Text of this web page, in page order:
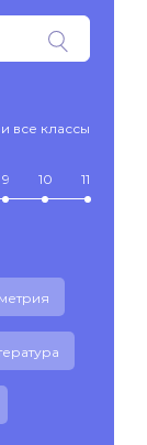
все классы
9 10 11